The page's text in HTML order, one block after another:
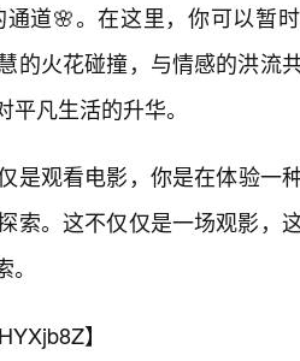
道🌸。在这里，你可以暂
的火花碰撞，与情感的洪流
凡生活的升华。
是观看电影，你是在体验一
索。这不仅仅是一场观影，
】